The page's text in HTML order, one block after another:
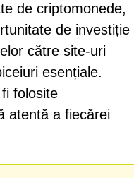
de criptomonede,
de investiție
către site-uri
esențiale.
folosite
atentă a fiecărei